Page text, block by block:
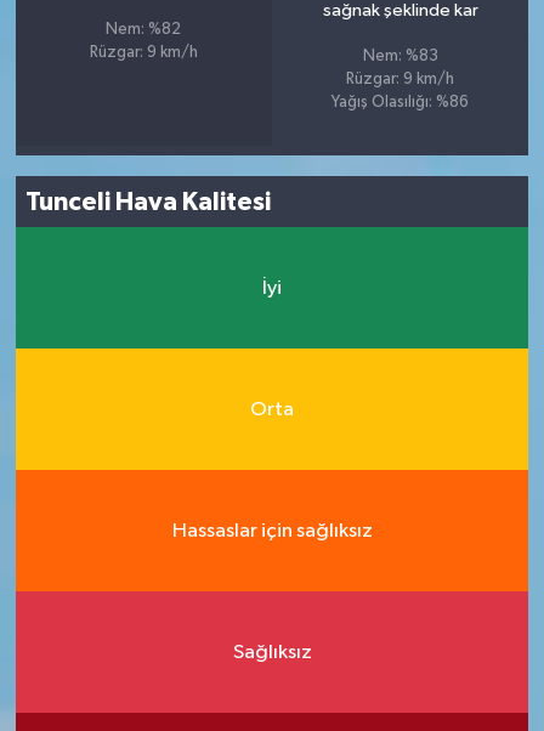
Nem: %82
Rüzgar: 9 km/h
sağnak şeklinde kar
Nem: %83
Rüzgar: 9 km/h
Yağış Olasılığı: %86
Tunceli Hava Kalitesi
İyi
Orta
Hassaslar için sağlıksız
Sağlıksız